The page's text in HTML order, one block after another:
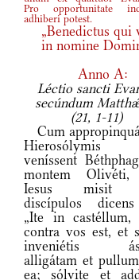
Pro opportunitate
adhiberi potest.
„Benedictus qui
in nomine
Anno A:
Léctio sancti
secúndum
(21, 1-11)
Cum
veníssent
montem Olivéti,
Iesus misit
discípulos
„Ite in castéllum,
contra vos est, et
inveniétis
alligátam et
ea; sólvite et